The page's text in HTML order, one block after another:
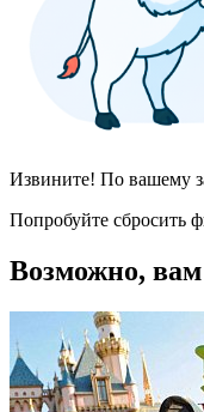
Извините! По вашему
Попробуйте сбросить
Возможно,